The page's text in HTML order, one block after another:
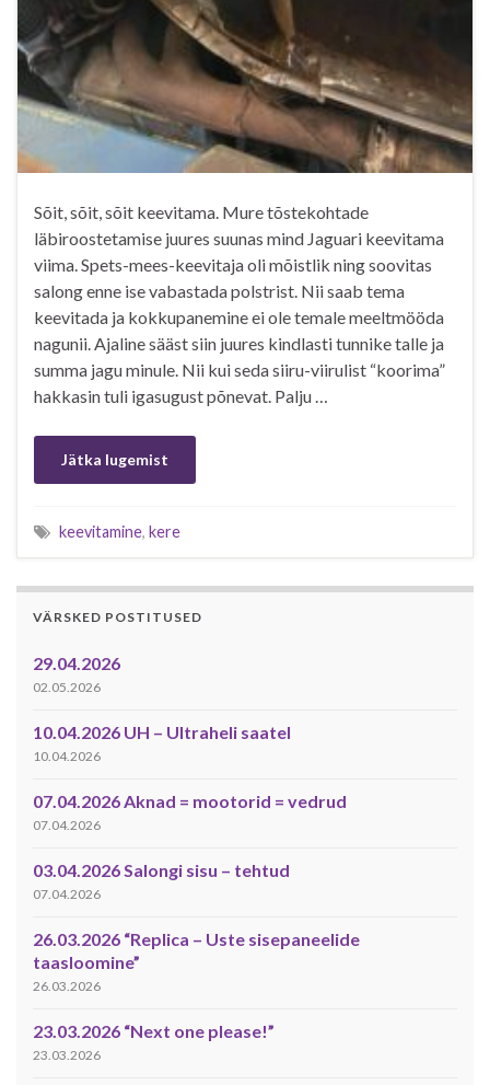
Sõit, sõit, sõit keevitama. Mure tõstekohtade
läbiroostetamise juures suunas mind Jaguari keevitama
viima. Spets-mees-keevitaja oli mõistlik ning soovitas
salong enne ise vabastada polstrist. Nii saab tema
keevitada ja kokkupanemine ei ole temale meeltmööda
nagunii. Ajaline sääst siin juures kindlasti tunnike talle ja
summa jagu minule. Nii kui seda siiru-viirulist “koorima”
hakkasin tuli igasugust põnevat. Palju …
Jätka lugemist
keevitamine, kere
VÄRSKED POSTITUSED
29.04.2026
02.05.2026
10.04.2026 UH – Ultraheli saatel
10.04.2026
07.04.2026 Aknad = mootorid = vedrud
07.04.2026
03.04.2026 Salongi sisu – tehtud
07.04.2026
26.03.2026 “Replica – Uste sisepaneelide
taasloomine”
26.03.2026
23.03.2026 “Next one please!”
23.03.2026